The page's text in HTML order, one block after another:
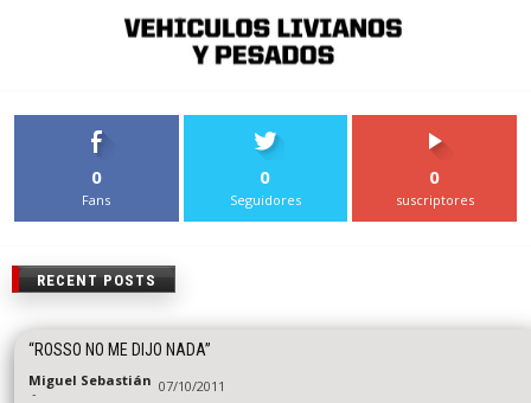
0
Fans
0
Seguidores
0
suscriptores
RECENT POSTS
“ROSSO NO ME DIJO NADA”
Miguel Sebastián
- 07/10/2011